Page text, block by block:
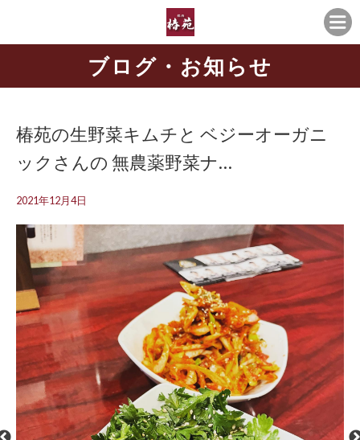
ブログ・お知らせ
椿苑の生野菜キムチと ベジーオーガニ
ックさんの 無農薬野菜ナ…
2021年12月4日